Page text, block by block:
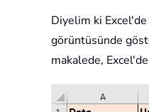
Diyelim ki
görüntüsünde
makalede,